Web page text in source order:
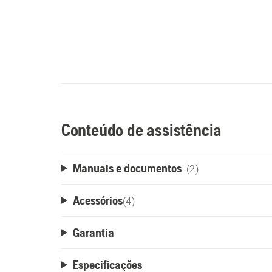
Conteúdo de assistência
Manuais e documentos (2)
Acessórios(4)
Garantia
Especificações